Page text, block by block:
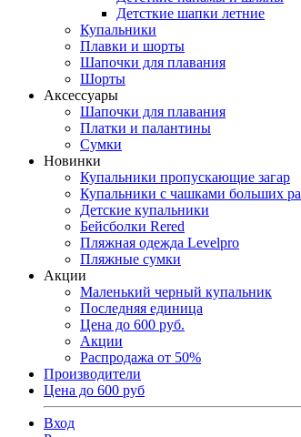
Детсткие шапки летние
Купальники
Плавки и шорты
Шапочки для плавания
Шорты
Аксессуары
Шапочки для плавания
Платки и палантины
Сумки
Новинки
Купальники пропускающие загар
Купальники с чашками больших
Детские купальники
Бейсболки Rered
Пляжная одежда Levelpro
Пляжные сумки
Акции
Маленький черный купальник
Последняя единица
Цена до 600 руб.
Акции
Распродажа от 50%
Производители
Цена до 600 руб
Вход